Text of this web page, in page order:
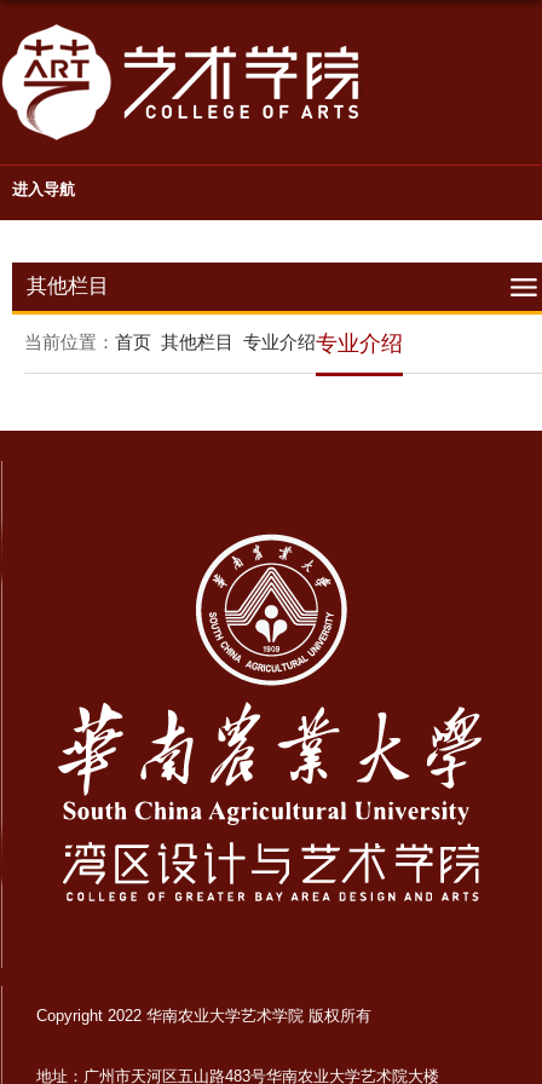
进入导航
其他栏目
当前位置： 首页 其他栏目 专业介绍专业介绍
Copyright 2022 华南农业大学艺术学院 版权所有
地址：广州市天河区五山路483号华南农业大学艺术院大楼